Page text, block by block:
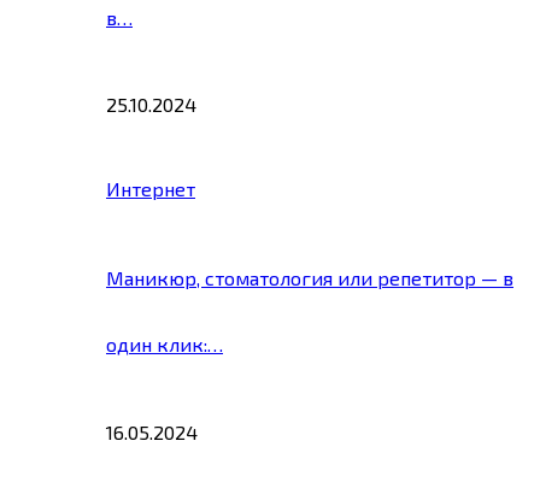
в…
25.10.2024
Интернет
Маникюр, стоматология или репетитор — в
один клик:…
16.05.2024